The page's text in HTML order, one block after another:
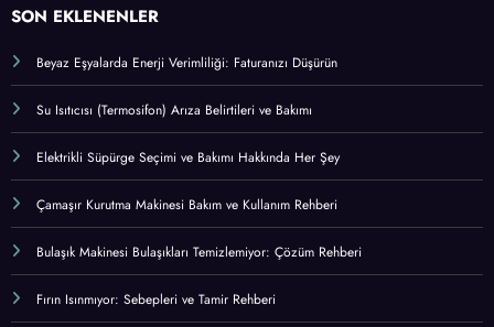
SON EKLENENLER
Beyaz Eşyalarda Enerji Verimliliği: Faturanızı Düşürün
Su Isıtıcısı (Termosifon) Arıza Belirtileri ve Bakımı
Elektrikli Süpürge Seçimi ve Bakımı Hakkında Her Şey
Çamaşır Kurutma Makinesi Bakım ve Kullanım Rehberi
Bulaşık Makinesi Bulaşıkları Temizlemiyor: Çözüm Rehberi
Fırın Isınmıyor: Sebepleri ve Tamir Rehberi